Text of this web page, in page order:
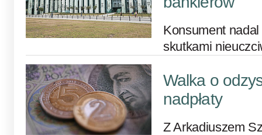
Konsument
skutkami
Walka o
nadpłaty
Z Arkadiuszem